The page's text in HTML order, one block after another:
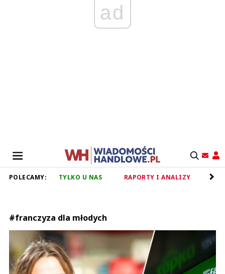
ad
POLECAMY: TYLKO U NAS RAPORTY I ANALIZY
#franczyza dla młodych